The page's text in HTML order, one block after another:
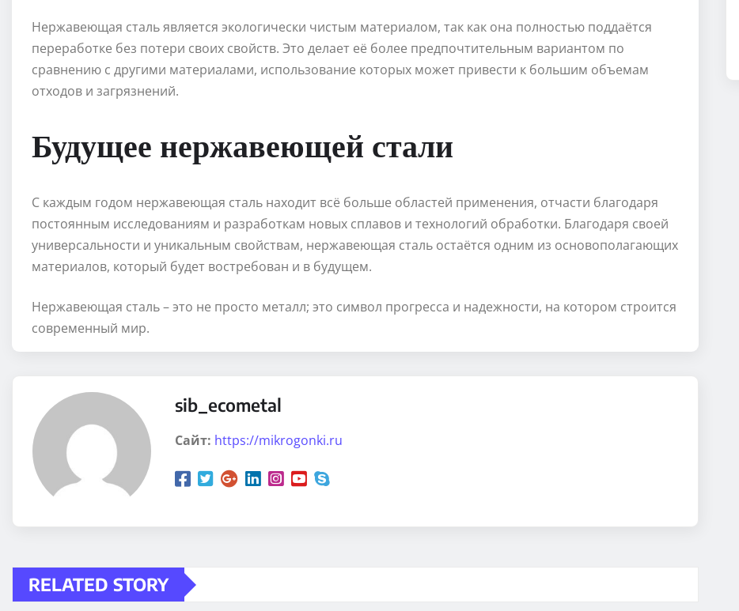
Нержавеющая сталь является экологически чистым материалом, так как она полностью поддаётся
переработке без потери своих свойств. Это делает её более предпочтительным вариантом по
сравнению с другими материалами, использование которых может привести к большим объемам
отходов и загрязнений.
Будущее нержавеющей стали
С каждым годом нержавеющая сталь находит всё больше областей применения, отчасти благодаря
постоянным исследованиям и разработкам новых сплавов и технологий обработки. Благодаря своей
универсальности и уникальным свойствам, нержавеющая сталь остаётся одним из основополагающих
материалов, который будет востребован и в будущем.
Нержавеющая сталь – это не просто металл; это символ прогресса и надежности, на котором строится
современный мир.
sib_ecometal
Сайт: https://mikrogonki.ru
RELATED STORY